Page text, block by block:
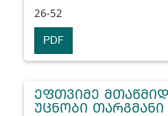
26-52
PDF
ᲔᲤᲗᲕᲘᲛᲔ
ᲣᲪᲜᲝᲑᲘ ᲗᲐᲠᲒᲛᲐᲜᲘ